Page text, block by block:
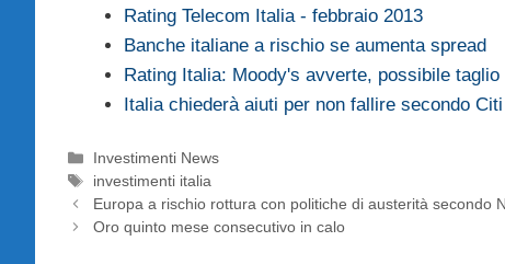
Rating Telecom Italia - febbraio 2013
Banche italiane a rischio se aumenta spread
Rating Italia: Moody's avverte, possibile taglio
Italia chiederà aiuti per non fallire secondo Citi
Categorie
Investimenti News
Tag
investimenti italia
Europa a rischio rottura con politiche di austerità secondo
Oro quinto mese consecutivo in calo